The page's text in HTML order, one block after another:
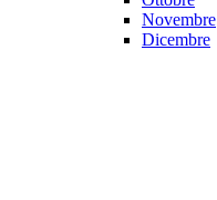
Novembre
Dicembre